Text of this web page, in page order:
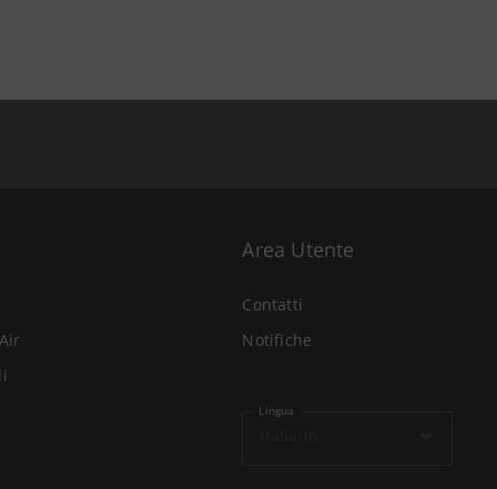
Area Utente
Contatti
Notifiche
Lingua